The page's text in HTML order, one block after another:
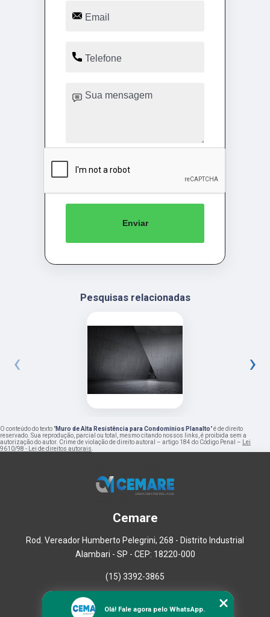
Enviar
Pesquisas relacionadas
‹ ›
O conteúdo do texto "Muro de Alta Resistência para Condomínios Planalto" é de direito
reservado. Sua reprodução, parcial ou total, mesmo citando nossos links, é proibida sem a
autorização do autor. Crime de violação de direito autoral – artigo 184 do Código Penal –
Lei
9610/98 - Lei de direitos autorais
Cemare
Rod. Vereador Humberto Pelegrini, 268 - Distrito Industrial
Alambari - SP - CEP: 18220-000
(15) 3392-3865
Empresa
Olá! Fale agora pelo WhatsApp.